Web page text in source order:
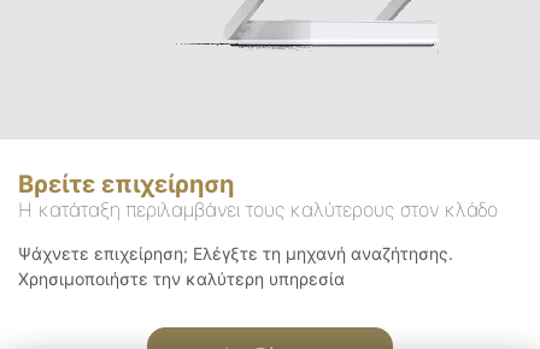
Βρείτε επιχείρηση
Η κατάταξη περιλαμβάνει τους καλύτερους στον κλάδο
Ψάχνετε επιχείρηση; Ελέγξτε τη μηχανή αναζήτησης.
Χρησιμοποιήστε την καλύτερη υπηρεσία